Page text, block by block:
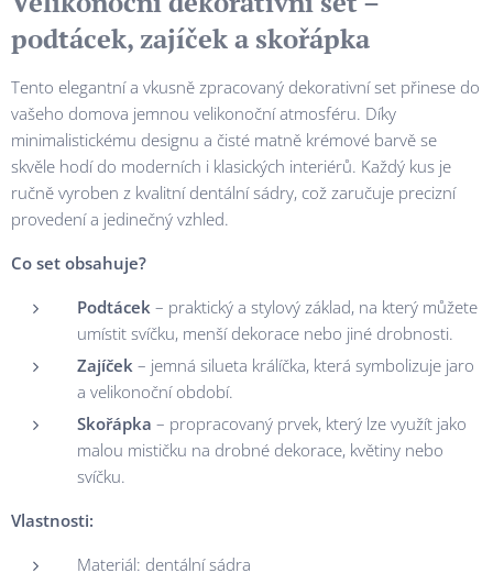
podtácek, zajíček a skořápka
Tento elegantní a vkusně zpracovaný dekorativní set přinese do
vašeho domova jemnou velikonoční atmosféru. Díky
minimalistickému designu a čisté matně krémové barvě se
skvěle hodí do moderních i klasických interiérů. Každý kus je
ručně vyroben z kvalitní dentální sádry, což zaručuje precizní
provedení a jedinečný vzhled.
Co set obsahuje?
Podtácek – praktický a stylový základ, na který můžete
umístit svíčku, menší dekorace nebo jiné drobnosti.
Zajíček – jemná silueta králíčka, která symbolizuje jaro
a velikonoční období.
Skořápka – propracovaný prvek, který lze využít jako
malou mističku na drobné dekorace, květiny nebo
svíčku.
Vlastnosti:
Materiál: dentální sádra